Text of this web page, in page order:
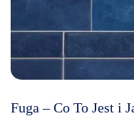
Fuga – Co To Jest i